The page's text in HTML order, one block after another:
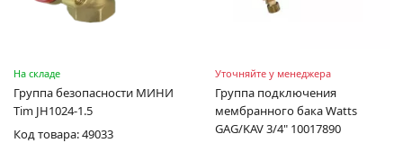
На складе
Группа безопасности МИНИ
Tim JH1024-1.5
Код товара: 49033
Уточняйте у менеджера
Группа подключения
мембранного бака Watts
GAG/KAV 3/4" 10017890